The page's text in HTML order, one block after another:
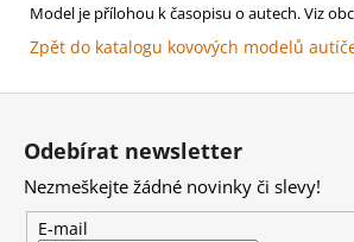
Model je přílohou k časopisu o autech. Viz
Zpět do katalogu kovových modelů
Z
Odebírat newsletter
Nezmeškejte žádné novinky či slevy!
E-mail